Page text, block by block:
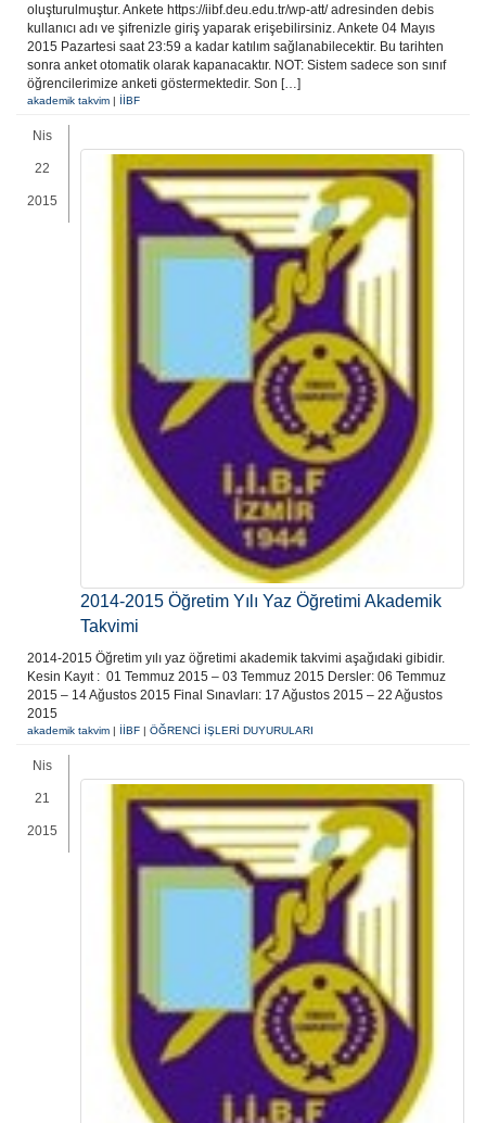
oluşturulmuştur. Ankete https://iibf.deu.edu.tr/wp-att/ adresinden debis
kullanıcı adı ve şifrenizle giriş yaparak erişebilirsiniz. Ankete 04 Mayıs
2015 Pazartesi saat 23:59 a kadar katılım sağlanabilecektir. Bu tarihten
sonra anket otomatik olarak kapanacaktır. NOT: Sistem sadece son sınıf
öğrencilerimize anketi göstermektedir. Son […]
akademik takvim | İİBF
Nis
22
2015
2014-2015 Öğretim Yılı Yaz Öğretimi Akademik
Takvimi
2014-2015 Öğretim yılı yaz öğretimi akademik takvimi aşağıdaki gibidir.
Kesin Kayıt : 01 Temmuz 2015 – 03 Temmuz 2015 Dersler: 06 Temmuz
2015 – 14 Ağustos 2015 Final Sınavları: 17 Ağustos 2015 – 22 Ağustos
2015
akademik takvim İİBF ÖĞRENCİ İŞLERİ DUYURULARI
Nis
21
2015